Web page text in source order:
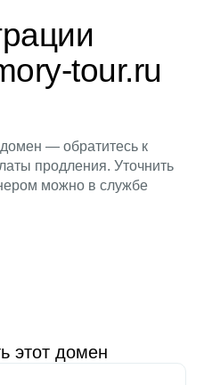
tour.ru
— обратитесь к
продления. Уточнить
можно в службе
этот домен